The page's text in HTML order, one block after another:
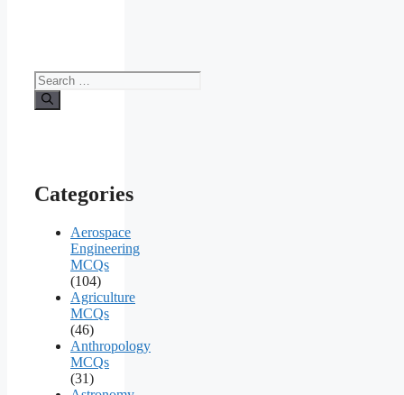
Search
for:
Categories
Aerospace
Engineering
MCQs
(104)
Agriculture
MCQs
(46)
Anthropology
MCQs
(31)